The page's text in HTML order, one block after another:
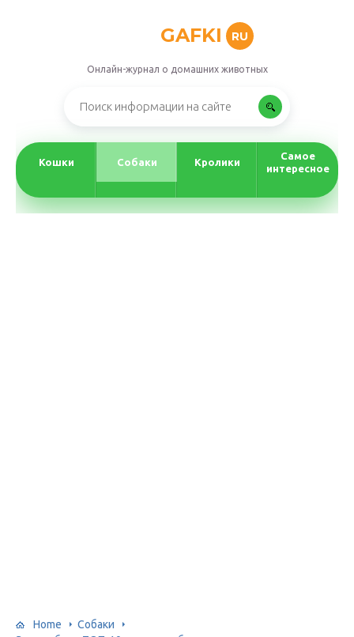
GAFKI RU
Онлайн-журнал о домашних животных
Кошки Собаки Кролики
Самое
интересное
Home
Собаки